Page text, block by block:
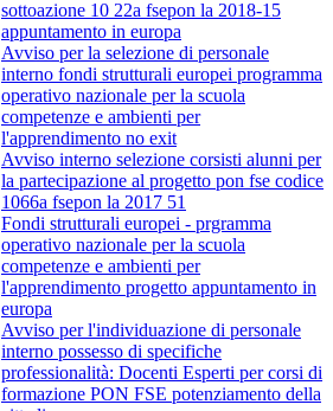
sottoazione 10 22a fsepon la 2018-15
appuntamento in europa
Avviso per la selezione di personale
interno fondi strutturali europei programma
operativo nazionale per la scuola
competenze e ambienti per
l'apprendimento no exit
Avviso interno selezione corsisti alunni per
la partecipazione al progetto pon fse codice
1066a fsepon la 2017 51
Fondi strutturali europei - prgramma
operativo nazionale per la scuola
competenze e ambienti per
l'apprendimento progetto appuntamento in
europa
Avviso per l'individuazione di personale
interno possesso di specifiche
professionalità: Docenti Esperti per corsi di
formazione PON FSE potenziamento della